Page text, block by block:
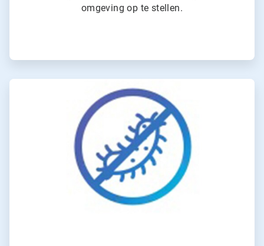
omgeving op te stellen.
2
4